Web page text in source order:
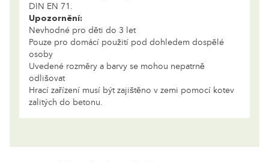
DIN EN 71.
Upozornění:
Nevhodné pro děti do 3 let
Pouze pro domácí použití pod dohledem dospělé
osoby
Uvedené rozměry a barvy se mohou nepatrně
odlišovat
Hrací zařízení musí být zajištěno v zemi pomocí kotev
zalitých do betonu.